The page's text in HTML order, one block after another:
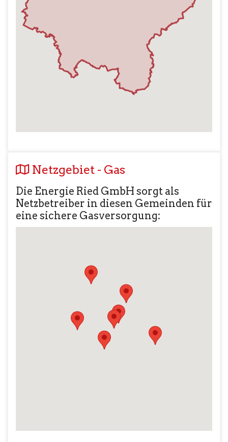
Netzgebiet - Gas
Die Energie Ried GmbH sorgt als
Netzbetreiber in diesen Gemeinden für
eine sichere Gasversorgung: